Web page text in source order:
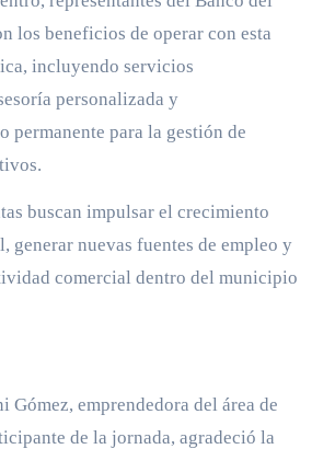
los beneficios de operar con esta
incluyendo servicios
personalizada y
permanente para la gestión de
buscan impulsar el crecimiento
generar nuevas fuentes de empleo y
comercial dentro del municipio
Gómez, emprendedora del área de
de la jornada, agradeció la